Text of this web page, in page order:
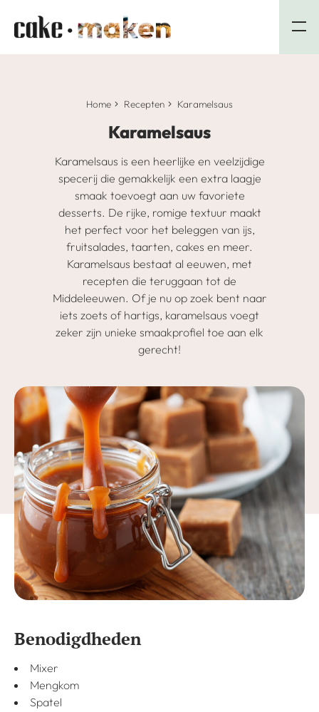
Home Recepten Karamelsaus
Karamelsaus
Karamelsaus is een heerlijke en veelzijdige
specerij die gemakkelijk een extra laagje
smaak toevoegt aan uw favoriete
desserts. De rijke, romige textuur maakt
het perfect voor het beleggen van ijs,
fruitsalades, taarten, cakes en meer.
Karamelsaus bestaat al eeuwen, met
recepten die teruggaan tot de
Middeleeuwen. Of je nu op zoek bent naar
iets zoets of hartigs, karamelsaus voegt
zeker zijn unieke smaakprofiel toe aan elk
gerecht!
Benodigdheden
Mixer
Mengkom
Spatel